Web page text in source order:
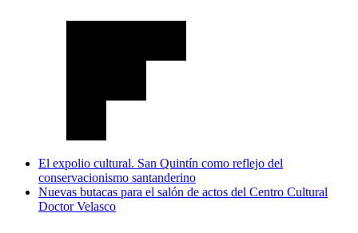
El expolio cultural. San Quintín como reflejo del
conservacionismo santanderino
Nuevas butacas para el salón de actos del Centro Cultural
Doctor Velasco